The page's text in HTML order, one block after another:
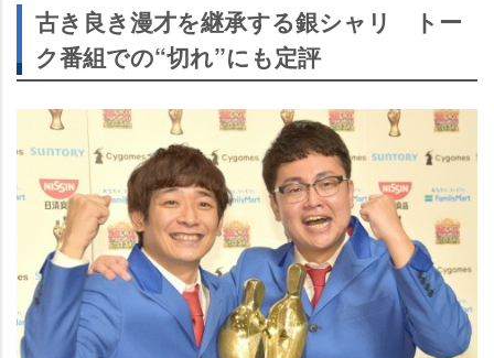
古き良き漫才を継承する銀シャリ トー
ク番組での“切れ”にも定評